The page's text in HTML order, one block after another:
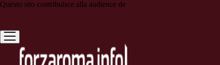
Questo sito contribuisce alla audience de